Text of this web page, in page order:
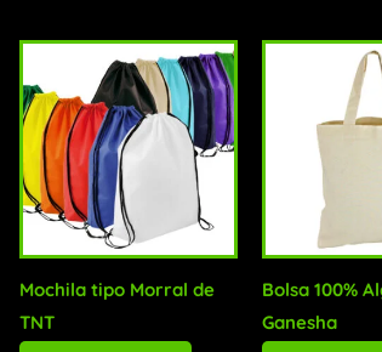
Mochila tipo Morral de
TNT
Bolsa 100%
Ganesha